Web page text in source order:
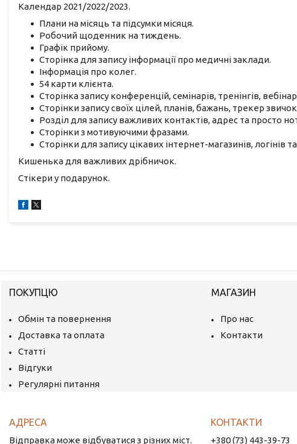
Календар 2021/2022/2023.
Плани на місяць та підсумки місяця.
Робочий щоденник на тиждень.
Графік прийому.
Сторінка для запису інформації про медичні заклади.
Інформація про колег.
54 карти клієнта.
Сторінка запису конференцій, семінарів, тренінгів,
Сторінки запису своїх цілей, планів, бажань, трекер
Розділ для запису важливих контактів, адрес та просто
Сторінки з мотивуючими фразами.
Сторінки для запису цікавих інтернет-магазинів, логінів
Кишенька для важливих дрібничок.
Стікери у подарунок.
ПОКУПЦЮ
Обмін та повернення
Доставка та оплата
Статті
Відгуки
Регулярні питання
МАГАЗИН
Про нас
Контакти
Відправка може відбуватися з різних міст. +380 (73) 443-39-73